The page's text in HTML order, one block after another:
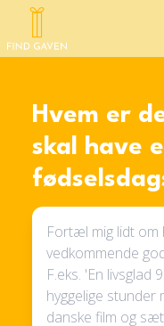
Hvem er
skal have